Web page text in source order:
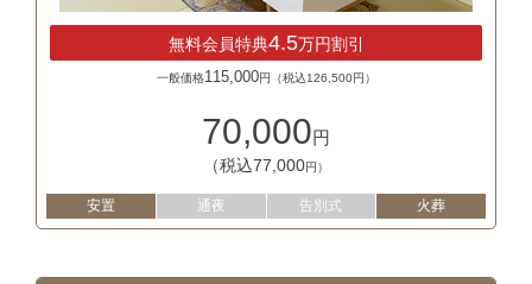
無料会員特典4.5万円割引
一般価格115,000円（税込126,500円）
70,000円
（税込77,000円）
安置 通夜 告別式 火葬